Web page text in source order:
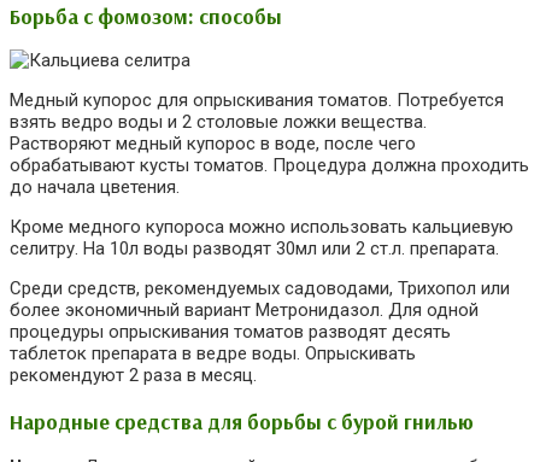
Борьба с фомозом: способы
Медный купорос для опрыскивания томатов. Потребуется
взять ведро воды и 2 столовые ложки вещества.
Растворяют медный купорос в воде, после чего
обрабатывают кусты томатов. Процедура должна проходить
до начала цветения.
Кроме медного купороса можно использовать кальциевую
селитру. На 10л воды разводят 30мл или 2 ст.л. препарата.
Среди средств, рекомендуемых садоводами, Трихопол или
более экономичный вариант Метронидазол. Для одной
процедуры опрыскивания томатов разводят десять
таблеток препарата в ведре воды. Опрыскивать
рекомендуют 2 раза в месяц.
Народные средства для борьбы с бурой гнилью